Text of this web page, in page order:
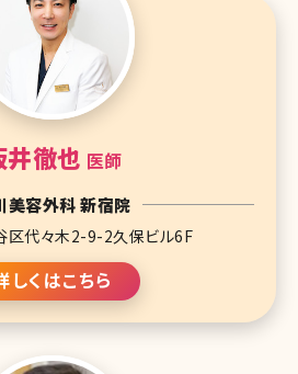
井徹也 医師
美容外科 新宿院
区代々木2-9-2久保ビル6F
しくはこちら